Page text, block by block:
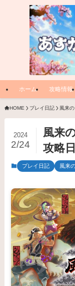
ホーム 攻略情報
HOME プレイ日記 風来
風来
攻略
2024
2/24
プレイ日記 風来